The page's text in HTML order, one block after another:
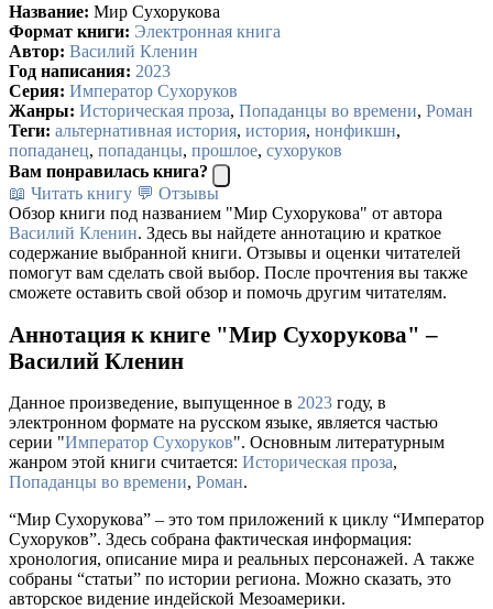
Название: Мир Сухорукова
Формат книги: Электронная книга
Автор: Василий Кленин
Год написания: 2023
Серия: Император Сухоруков
Жанры: Историческая проза, Попаданцы во времени, Роман
Теги: альтернативная история, история, нонфикшн,
попаданец, попаданцы, прошлое, сухоруков
Вам понравилась книга?
📖 Читать книгу 💬 Отзывы
Обзор книги под названием "Мир Сухорукова" от автора
Василий Кленин. Здесь вы найдете аннотацию и краткое
содержание выбранной книги. Отзывы и оценки читателей
помогут вам сделать свой выбор. После прочтения вы также
сможете оставить свой обзор и помочь другим читателям.
Аннотация к книге "Мир Сухорукова" –
Василий Кленин
Данное произведение, выпущенное в 2023 году, в
электронном формате на русском языке, является частью
серии "Император Сухоруков". Основным литературным
жанром этой книги считается: Историческая проза,
Попаданцы во времени, Роман.
“Мир Сухорукова” – это том приложений к циклу “Император
Сухоруков”. Здесь собрана фактическая информация:
хронология, описание мира и реальных персонажей. А также
собраны “статьи” по истории региона. Можно сказать, это
авторское видение индейской Мезоамерики.